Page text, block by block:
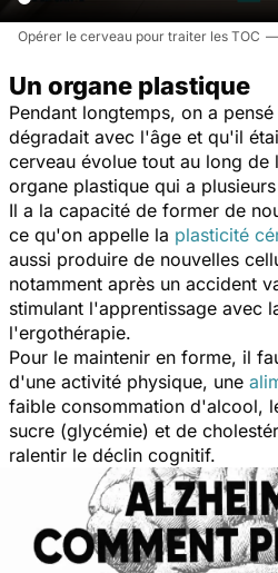
Opérer le cerveau pour traiter les TOC
Un organe plastique
Pendant longtemps, on a
dégradait avec l'âge et qu'il
cerveau évolue tout au long de
organe plastique qui a
Il a la capacité de former de
ce qu'on appelle la plasticité
aussi produire de nouvelles
notamment après un accident
stimulant l'apprentissage avec
l'ergothérapie.
Pour le maintenir en forme, il
d'une activité physique, une
faible consommation d'alcool,
sucre (glycémie) et de
ralentir le déclin cognitif.